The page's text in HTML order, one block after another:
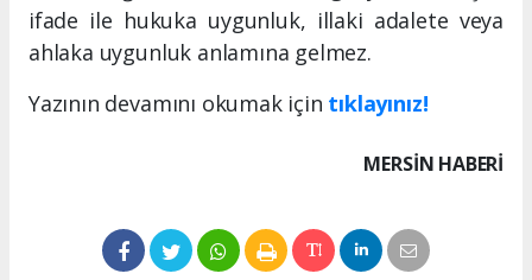
ifade ile hukuka uygunluk, illaki adalete veya
ahlaka uygunluk anlamına gelmez.
Yazının devamını okumak için tıklayınız!
MERSIN HABERİ